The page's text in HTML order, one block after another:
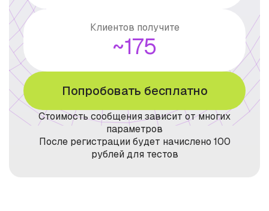
Клиентов получите
~175
Попробовать бесплатно
Стоимость сообщения зависит от многих
параметров
После регистрации будет начислено 100
рублей для тестов